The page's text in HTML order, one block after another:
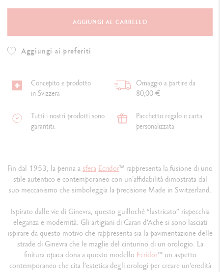
AGGIUNGI AL CARRELLO
Aggiungi ai preferiti
Concepito e prodotto
in Svizzera
Omaggio a partire da
80,00 €
Tutti i nostri prodotti sono
garantiti.
Pacchetto regalo e carta
personalizzata
Fin dal 1953, la penna a sfera Ecridor™ rappresenta la fusione di uno
stile autentico e contemporaneo con un'affidabilità dimostrata dal
suo meccanismo che simboleggia la precisione Made in Switzerland.
Ispirato dalle vie di Ginevra, questo guilloché “lastricato” rispecchia
eleganza e modernità. Gli artigiani di Caran d’Ache si sono lasciati
ispirare da questo motivo che rappresenta sia la pavimentazione delle
strade di Ginevra che le maglie del cinturino di un orologio. La
finitura opaca dona a questo modello Ecridor™ un aspetto
contemporaneo che cita l’estetica degli orologi per creare un’eredità